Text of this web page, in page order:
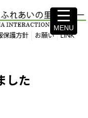
保護方針 お願い LINK
した
MENU
MENU